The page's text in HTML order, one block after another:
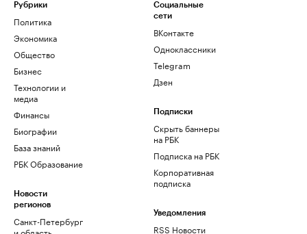
Рубрики
Политика
Экономика
Общество
Бизнес
Технологии и
медиа
Финансы
Биографии
База знаний
РБК Образование
Новости
регионов
Санкт-Петербург
Социальные
сети
ВКонтакте
Одноклассники
Telegram
Дзен
Подписки
Скрыть баннеры
на РБК
Подписка на РБК
Корпоративная
подписка
Уведомления
RSS Новости